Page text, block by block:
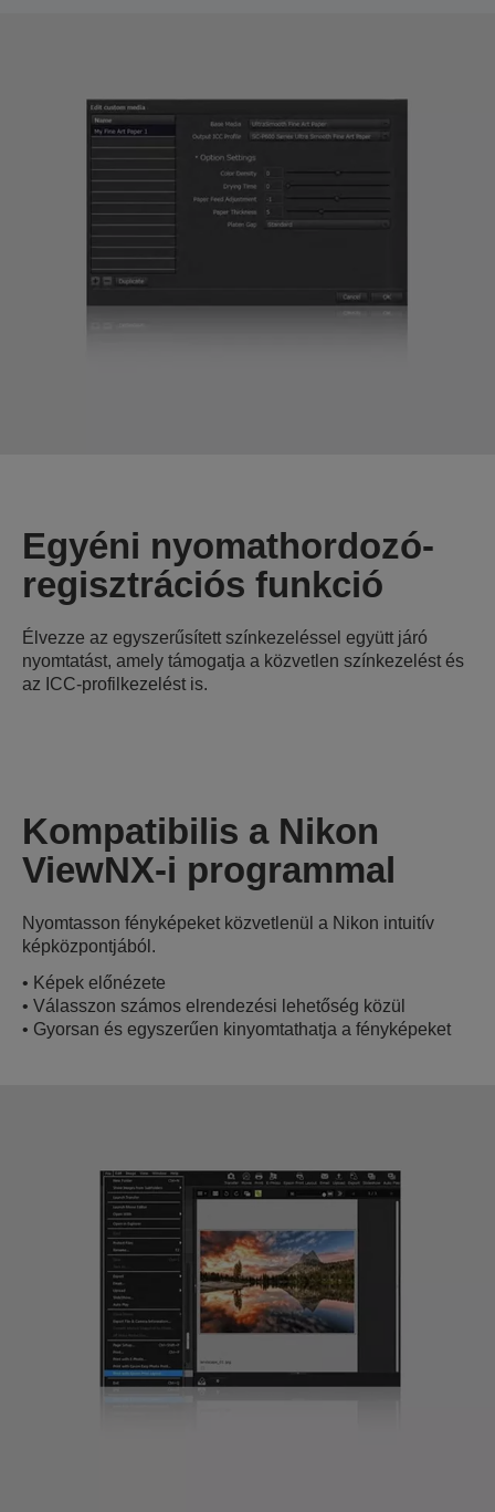
Egyéni nyomathordozó-
regisztrációs funkció
Élvezze az egyszerűsített színkezeléssel együtt járó
nyomtatást, amely támogatja a közvetlen színkezelést és
az ICC-profilkezelést is.
Kompatibilis a Nikon
ViewNX-i programmal
Nyomtasson fényképeket közvetlenül a Nikon intuitív
képközpontjából.
• Képek előnézete
• Válasszon számos elrendezési lehetőség közül
• Gyorsan és egyszerűen kinyomtathatja a fényképeket